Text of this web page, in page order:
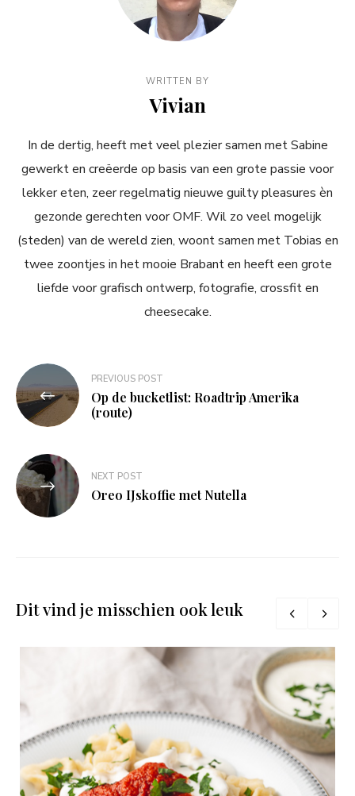
WRITTEN BY
Vivian
In de dertig, heeft met veel plezier samen met Sabine
gewerkt en creëerde op basis van een grote passie voor
lekker eten, zeer regelmatig nieuwe guilty pleasures èn
gezonde gerechten voor OMF. Wil zo veel mogelijk
(steden) van de wereld zien, woont samen met Tobias en
twee zoontjes in het mooie Brabant en heeft een grote
liefde voor grafisch ontwerp, fotografie, crossfit en
cheesecake.
Bericht
navigatie
PREVIOUS POST
Op de bucketlist: Roadtrip Amerika
(route)
NEXT POST
Oreo IJskoffie met Nutella
Dit vind je misschien ook leuk